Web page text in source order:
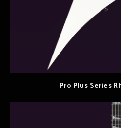
Pro Plus Series